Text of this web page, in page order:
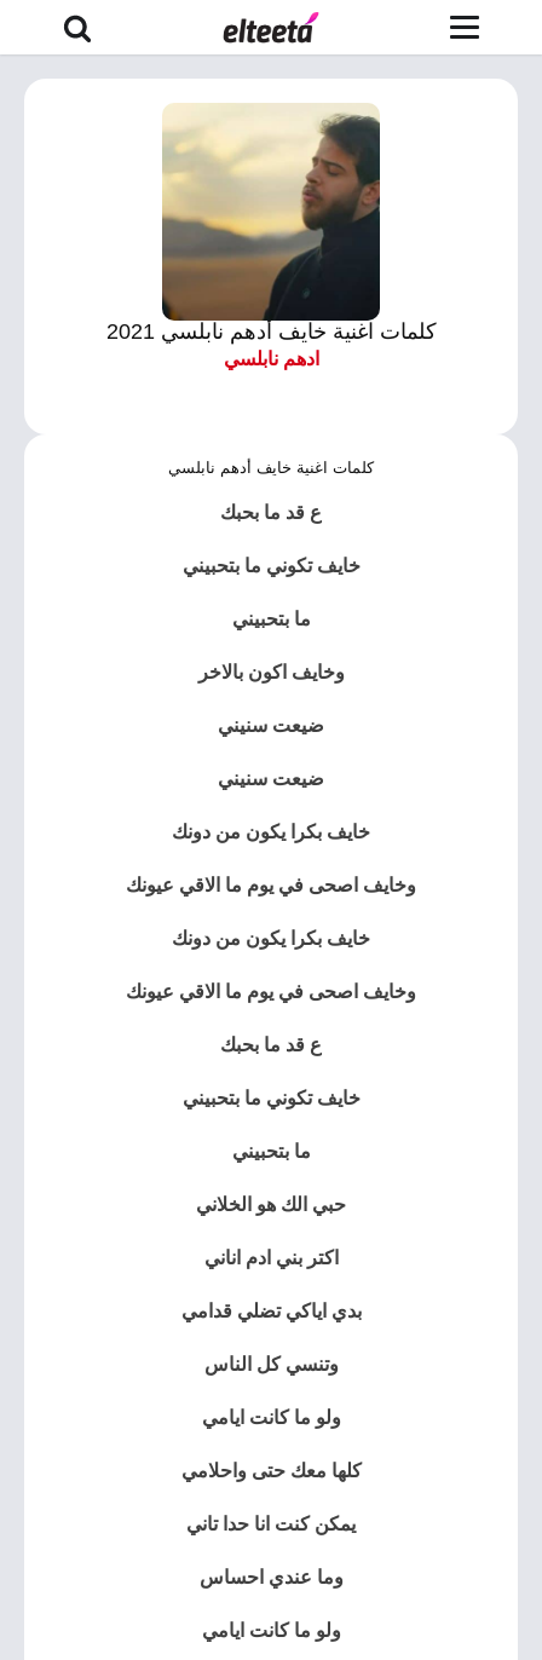
كلمات اغنية خايف أدهم نابلسي 2021
ادهم نابلسي
كلمات اغنية خايف أدهم نابلسي
ع قد ما بحبك
خايف تكوني ما بتحبيني
ما بتحبيني
وخايف اكون بالاخر
ضيعت سنيني
ضيعت سنيني
خايف بكرا يكون من دونك
وخايف اصحى في يوم ما الاقي عيونك
خايف بكرا يكون من دونك
وخايف اصحى في يوم ما الاقي عيونك
ع قد ما بحبك
خايف تكوني ما بتحبيني
ما بتحبيني
حبي الك هو الخلاني
اكتر بني ادم اناني
بدي اياكي تضلي قدامي
وتنسي كل الناس
ولو ما كانت ايامي
كلها معك حتى واحلامي
يمكن كنت انا حدا تاني
وما عندي احساس
ولو ما كانت ايامي